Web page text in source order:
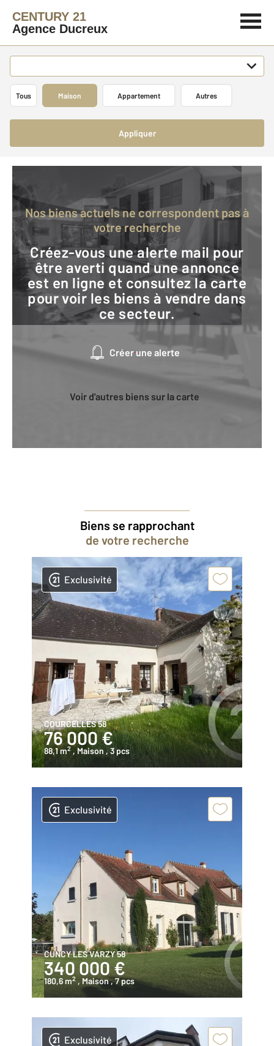
CENTURY 21
Agence Ducreux
Tous Maison Appartement Autres
Appliquer
Nos biens actuels ne correspondent pas à
votre recherche
Créez-vous une alerte mail pour
être averti quand une annonce
est en ligne et consultez la carte
pour voir les biens à vendre dans
ce secteur.
Créer une alerte
Voir d'autres biens sur la carte
Biens se rapprochant
de votre recherche
Exclusivité
COURCELLES 58
76 000 €
88,1 m2 , Maison , 3 pcs
Exclusivité
CUNCY LES VARZY 58
340 000 €
180,6 m2 , Maison, 7 pcs
Exclusivité